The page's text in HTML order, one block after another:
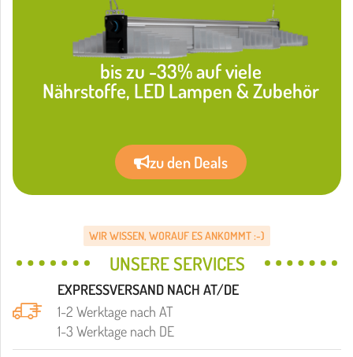
bis zu -33% auf viele
Nährstoffe, LED Lampen & Zubehör
zu den Deals
WIR WISSEN, WORAUF ES ANKOMMT :-)
UNSERE SERVICES
EXPRESSVERSAND NACH AT/DE
1-2 Werktage nach AT
1-3 Werktage nach DE